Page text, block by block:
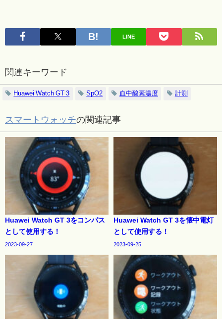
LINE
関連キーワード
Huawei Watch GT 3 SpO2 血中酸素濃度 計測
スマートウォッチの関連記事
Huawei Watch GT 3をコンパス
として使用する！
2023-09-27
Huawei Watch GT 3を懐中電灯
として使用する！
2023-09-25